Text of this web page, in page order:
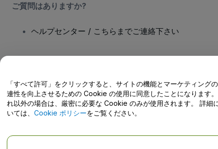
ご質問はありますか?
ヘルプセンター / こちらまでご連絡下さい
Copyright; viagogo GmbH 2026 会社概要
当Webサイトを使用することで利用規約、プライバシー ポリシー、
Cookieポリシー
モバイルプライバシーポリシーに同意したものとしま
す。
私の個人情報を共有しない/あなたのプライバシーの選択
「すべて許可」をクリックすると、サイトの機能とマーケティング
連性を向上させるための Cookie の使用に同意したことになります
れ以外の場合は、厳密に必要な Cookie のみが使用されます。 詳細
いては、 Cookie ポリシーをご覧ください。